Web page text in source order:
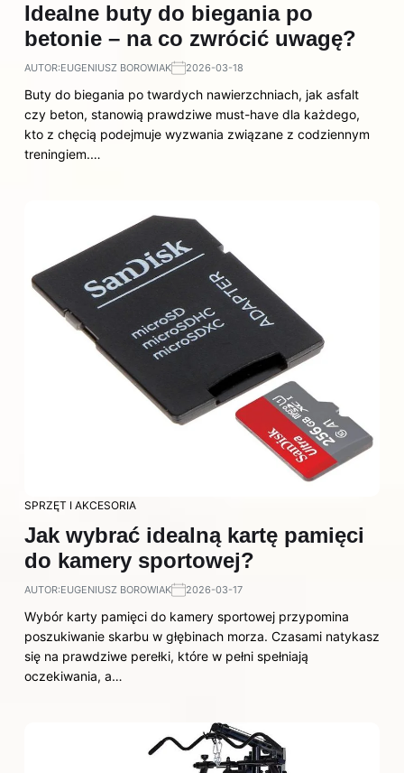
Idealne buty do biegania po
betonie – na co zwrócić uwagę?
AUTOR:EUGENIUSZ BOROWIAK 2026-03-18
Buty do biegania po twardych nawierzchniach, jak asfalt
czy beton, stanowią prawdziwe must-have dla każdego,
kto z chęcią podejmuje wyzwania związane z codziennym
treningiem.…
SPRZĘT I AKCESORIA
Jak wybrać idealną kartę pamięci
do kamery sportowej?
AUTOR:EUGENIUSZ BOROWIAK 2026-03-17
Wybór karty pamięci do kamery sportowej przypomina
poszukiwanie skarbu w głębinach morza. Czasami natykasz
się na prawdziwe perełki, które w pełni spełniają
oczekiwania, a…